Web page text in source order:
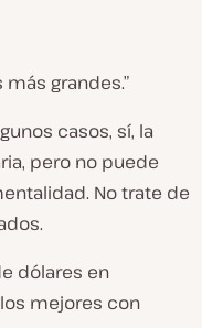
grandes.”
casos, sí, la
pero no puede
No trate de
dólares en
mejores con